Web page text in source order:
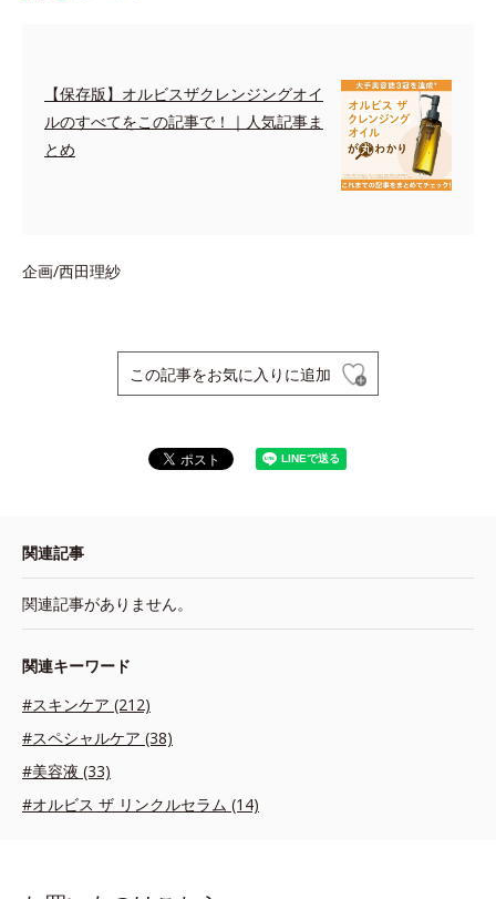
【保存版】オルビスザクレンジングオイ
ルのすべてをこの記事で！｜人気記事ま
とめ
企画/西田理紗
この記事をお気に入りに追加
関連記事
関連記事がありません。
関連キーワード
#スキンケア (212)
#スペシャルケア (38)
#美容液 (33)
#オルビス ザ リンクルセラム (14)